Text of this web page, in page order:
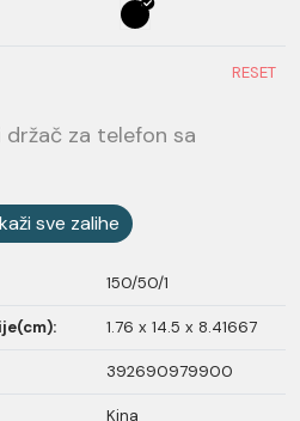
RESET
držač za telefon sa
sve zalihe
150/50/1
1.76 x 14.5 x 8.41667
392690979900
Kina